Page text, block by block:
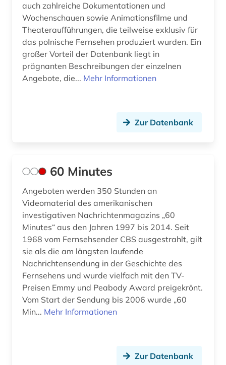
defa (1)
defa-studio für spielfilme (1)
dekorative kunst (1)
demokratie (1)
desktop-publishing (1)
deutsch (1)
deutsche demokratische republik (1)
deutsche film ag (2)
deutsche film gmbh (1)
deutscher presserat (1)
deutsches nationaltheater weimar (1)
deutschland &lt;ddr, motiv&gt; (2)
auch zahlreiche Dokumentationen und
Wochenschauen sowie Animationsfilme und
Theateraufführungen, die teilweise exklusiv für
das polnische Fernsehen produziert wurden. Ein
großer Vorteil der Datenbank liegt in
prägnanten Beschreibungen der einzelnen
Angebote, die... Mehr Informationen
Zur Datenbank
60 Minutes
Angeboten werden 350 Stunden an
Videomaterial des amerikanischen
investigativen Nachrichtenmagazins „60
Minutes“ aus den Jahren 1997 bis 2014. Seit
1968 vom Fernsehsender CBS ausgestrahlt, gilt
sie als die am längsten laufende
Nachrichtensendung in der Geschichte des
Fernsehens und wurde vielfach mit den TV-
Preisen Emmy und Peabody Award preigekrönt.
Vom Start der Sendung bis 2006 wurde „60
Min... Mehr Informationen
Zur Datenbank